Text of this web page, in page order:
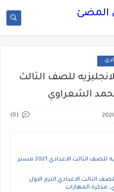
المضئ
للصف الثالث
(0)
مذكرة مهارات اللغه الانجليزيه للصف الثالث الاعدادي 2021 مستر
الثالث الاعدادي الترم الاول